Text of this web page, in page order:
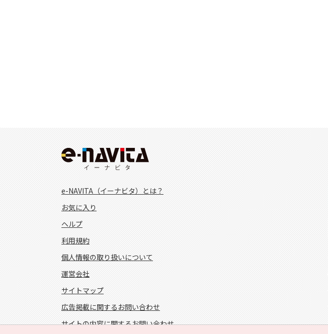
e-NAVITA（イーナビタ）とは？
お気に入り
ヘルプ
利用規約
個人情報の取り扱いについて
運営会社
サイトマップ
広告掲載に関するお問い合わせ
サイトの内容に関するお問い合わせ